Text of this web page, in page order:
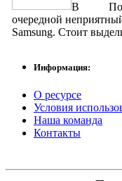
В
очередной
Samsung. Стоит
Информация:
О ресурсе
Условия
Наша команда
Контакты